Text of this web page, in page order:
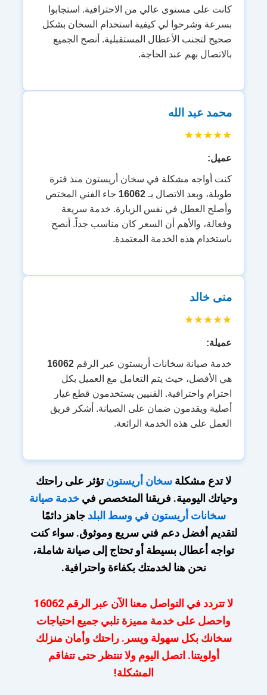
كانت على مستوى عالي من الاحترافية. استجابوا
بسرعة وشرحوا لي كيفية استخدام السخان بشكل
صحيح لتجنب الأعطال المستقبلية. أنصح الجميع
بالاتصال بهم عند الحاجة.
محمد عبد الله
★★★★★
عميل:
كنت أواجه مشكلة في سخان أريستون منذ فترة
طويلة، وبعد الاتصال بـ 16062 جاء الفني المختص
وأصلح العطل في نفس الزيارة. خدمة سريعة
وفعالة، والأهم أن السعر كان مناسب جداً. أنصح
باستخدام هذه الخدمة المعتمدة.
منى خالد
★★★★★
عميلة:
خدمة صيانة سخانات أريستون عبر الرقم 16062
هي الأفضل، حيث يتم التعامل مع العميل بكل
احترام واحترافية. الفنيين يستخدمون قطع غيار
أصلية ويقدمون ضمان على الصيانة. أشكر فريق
العمل على هذه الخدمة الرائعة.
لا تدع مشكلة سخان أريستونتؤثر على راحتك
وحياتك اليومية. فريقنا المتخصص في خدمة صيانة
سخانات أريستون في وسط البلدجاهز دائمًا
لتقديم أفضل دعم فني سريع وموثوق. سواء كنت
تواجه أعطال بسيطة أو تحتاج إلى صيانة شاملة،
نحن هنا لخدمتك بكفاءة واحترافية.
لا تتردد في التواصل معنا الآن عبر الرقم 16062
واحصل على خدمة مميزة تلبي جميع احتياجات
سخانك بكل سهولة ويسر. راحتك وأمان منزلك
أولويتنا. اتصل اليوم ولا تنتظر حتى تتفاقم
المشكلة!